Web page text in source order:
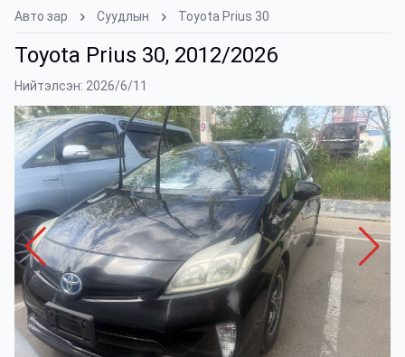
Авто зар Суудлын Toyota Prius 30
Toyota Prius 30, 2012/2026
Нийтэлсэн: 2026/6/11